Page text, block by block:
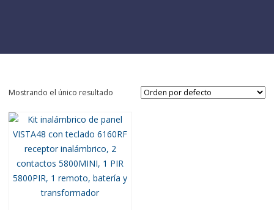
Mostrando el único resultado